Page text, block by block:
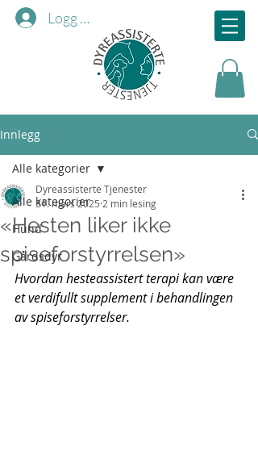
Logg inn
Innlegg
Alle kategorier
Hund
Gårdsdyr
Alle kategorier
«Hesten liker ikke
spiseforstyrrelsen»
Dyreassisterte Tjenester
31. mars 2025 2 min lesing
Hvordan hesteassistert terapi kan være
et verdifullt supplement i behandlingen
av spiseforstyrrelser.